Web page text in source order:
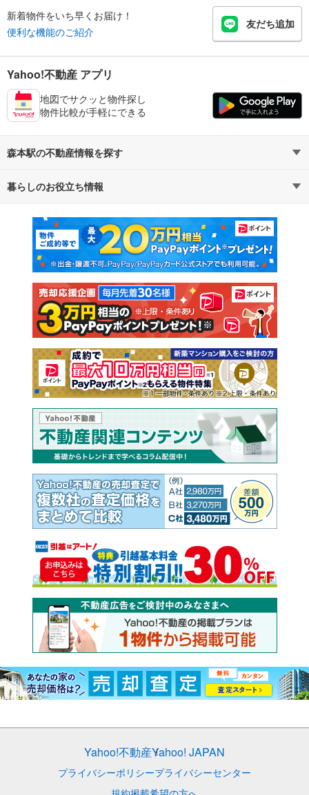
新着物件をいち早くお届け！
便利な機能のご紹介
友だち追加
Yahoo!不動産 アプリ
地図でサクッと物件探し
物件比較が手軽にできる
森本駅の不動産情報を探す
不動産・住宅
新築マンション 中古マンション
新築一戸建て 中古一戸建て
注文住宅 土地
売却査定
暮らしのお役立ち情報
マンションカタログ 教えて！住まいの先生
Yahoo!不動産Yahoo! JAPAN
プライバシーポリシープライバシーセンター